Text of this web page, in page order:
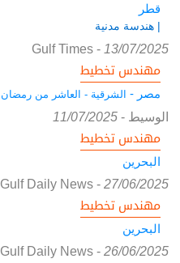
قطر
| هندسة مدنية
Gulf Times- 13/07/2025
مهندس تخطيط
مصر - الشرقية - العاشر من رمضان
الوسيط -
11/07/2025
مهندس تخطيط
البحرين
Gulf Daily News- 27/06/2025
مهندس تخطيط
البحرين
Gulf Daily News- 26/06/2025